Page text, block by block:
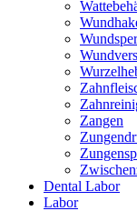
Zangen
Dental Labor
Labor